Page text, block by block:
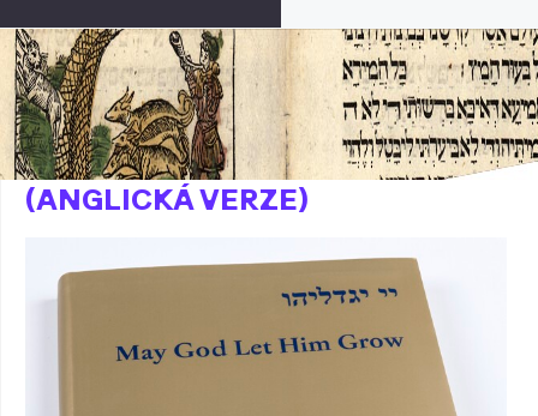
NECHŤ MU BŮH DÁ VYRŮST
(ANGLICKÁ VERZE)